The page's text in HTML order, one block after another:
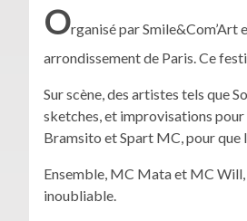
Organisé par Smile&Com’Art
arrondissement de Paris. Ce
Sur scène, des artistes tels que
sketches, et improvisations
Bramsito et Spart MC, pour que
Ensemble, MC Mata et MC
inoubliable.